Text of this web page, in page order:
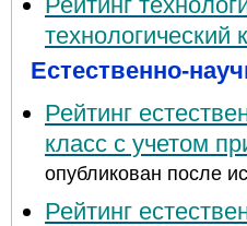
технологический
Естественно-
Рейтинг
класс с учетом
опубликован после
Рейтинг